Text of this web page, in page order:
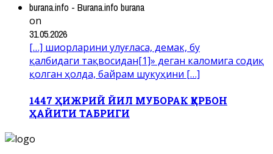
burana.info - Burana.info burana
on
31.05.2026
[…] шиорларини улуғласа, демак, бу
қалбидаги тақвосидан[1]» деган каломига содиқ
қолган ҳолда, байрам шукуҳини […]
1447 ҲИЖРИЙ ЙИЛ МУБОРАК ҚУРБОН
ҲАЙИТИ ТАБРИГИ